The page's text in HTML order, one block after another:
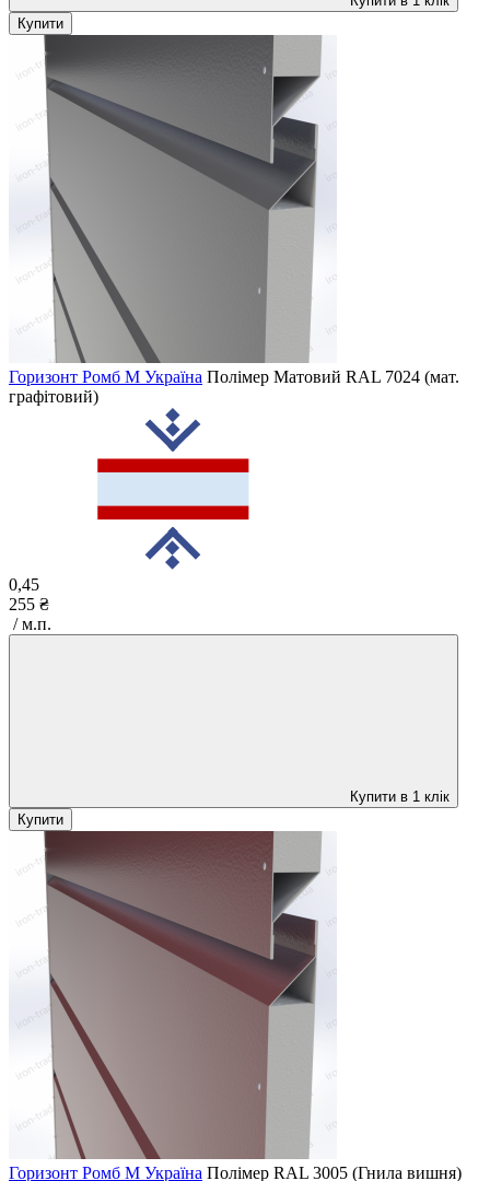
Купити
Горизонт Ромб M Україна Полімер Матовий RAL 7024 (мат.
графітовий)
0,45
255 ₴
/ м.п.
Купити в 1 клік
Купити
Горизонт Ромб M Україна Полімер RAL 3005 (Гнила вишня)